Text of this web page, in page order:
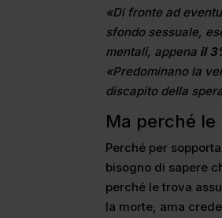
«Di fronte ad
sfondo sessuale,
mentali, appena il
«Predominano la
discapito della
Ma perché
Perché per
bisogno di sapere
perché le trova
la morte, ama